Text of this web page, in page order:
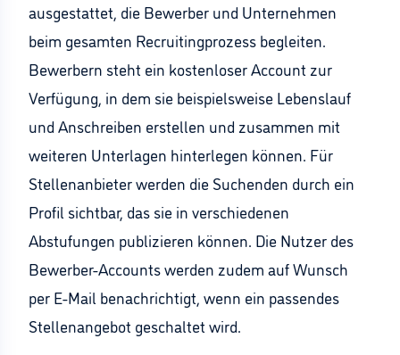
ausgestattet, die Bewerber und Unternehmen
beim gesamten Recruitingprozess begleiten.
Bewerbern steht ein kostenloser Account zur
Verfügung, in dem sie beispielsweise Lebenslauf
und Anschreiben erstellen und zusammen mit
weiteren Unterlagen hinterlegen können. Für
Stellenanbieter werden die Suchenden durch ein
Profil sichtbar, das sie in verschiedenen
Abstufungen publizieren können. Die Nutzer des
Bewerber-Accounts werden zudem auf Wunsch
per E-Mail benachrichtigt, wenn ein passendes
Stellenangebot geschaltet wird.